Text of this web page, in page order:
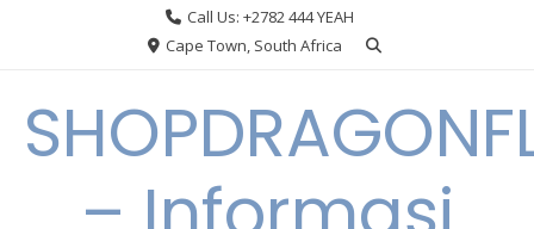
Call Us: +2782 444 YEAH
Cape Town, South Africa